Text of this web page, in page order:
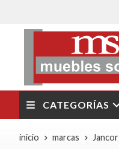
CATEGORÍAS
inicio marcas Jancor